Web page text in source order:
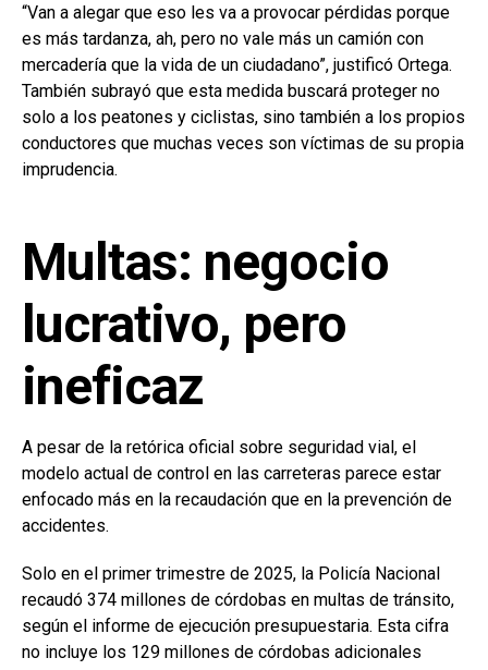
“Van a alegar que eso les va a provocar pérdidas porque
es más tardanza, ah, pero no vale más un camión con
mercadería que la vida de un ciudadano”, justificó Ortega.
También subrayó que esta medida buscará proteger no
solo a los peatones y ciclistas, sino también a los propios
conductores que muchas veces son víctimas de su propia
imprudencia.
Multas: negocio
lucrativo, pero
ineficaz
A pesar de la retórica oficial sobre seguridad vial, el
modelo actual de control en las carreteras parece estar
enfocado más en la recaudación que en la prevención de
accidentes.
Solo en el primer trimestre de 2025, la Policía Nacional
recaudó 374 millones de córdobas en multas de tránsito,
según el informe de ejecución presupuestaria. Esta cifra
no incluye los 129 millones de córdobas adicionales